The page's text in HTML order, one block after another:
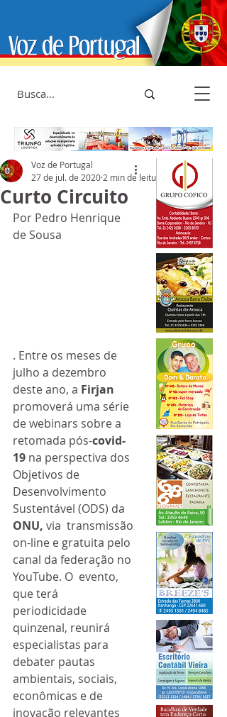
Curto Circuito
Voz de Portugal
27 de jul. de 2020 2 min de leitura
Por Pedro Henrique
de Sousa
. Entre os meses de
julho a dezembro
deste ano, a Firjan
promoverá uma série
de webinars sobre a
retomada pós-covid-
19 na perspectiva dos
Objetivos de
Desenvolvimento
Sustentável (ODS) da
ONU, via  transmissão
on-line e gratuita pelo
canal da federação no
YouTube. O  evento,
que terá
periodicidade
quinzenal, reunirá
especialistas para
debater pautas
ambientais, sociais,
econômicas e de
inovação relevantes